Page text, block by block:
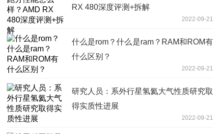
RX 480深度评测+拆解
2022-09-21
什么是rom？什么是ram？RAM和ROM有
什么区别？
2022-09-21
研究人员：系外行星氢氦大气性质研究取
得实质性进展
2022-09-21